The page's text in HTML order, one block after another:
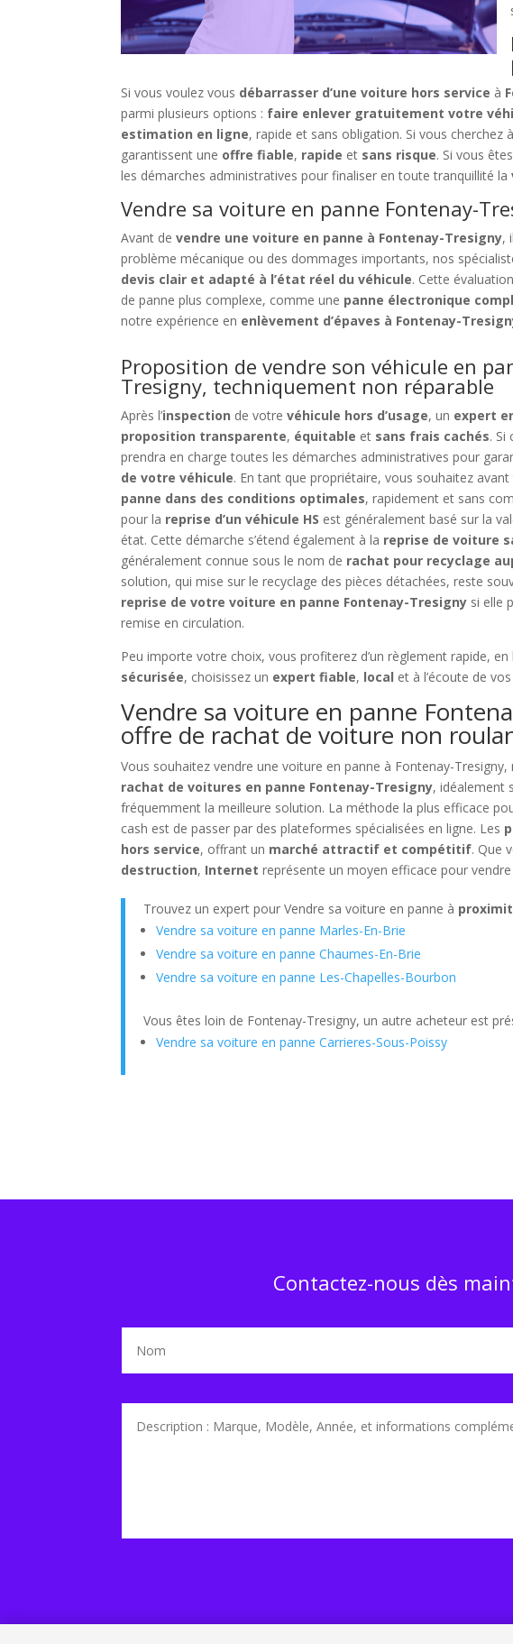
Si vous voulez vous débarrasser d’une voiture hors service à
parmi plusieurs options : faire enlever gratuitement votre
estimation en ligne, rapide et sans obligation. Si vous cherchez
garantissent une offre fiable, rapide et sans risque. Si vous
les démarches administratives pour finaliser en toute tranquillité la
Vendre sa voiture en panne Fontenay-
Avant devendre une voiture en panne à Fontenay-Tresigny,
problème mécanique ou des dommages importants, nos
devis clair et adapté à l’état réel du véhicule. Cette
de panne plus complexe, comme une panne électronique
notre expérience en enlèvement d’épaves à Fontenay-
Proposition de vendre son véhicule en
Tresigny, techniquement non réparable
Après l’inspection de votrevéhicule hors d’usage, un expert
proposition transparente, équitable et sans frais cachés. Si
prendra en charge toutes les démarches administratives pour
de votre véhicule. En tant que propriétaire, vous souhaitez
panne dans des conditions optimales, rapidement et sans
pour la reprise d’un véhicule HS est généralement basé sur la
état. Cette démarche s’étend également à la reprise de voiture
généralement connue sous le nom de rachat pour recyclage
solution, qui mise sur le recyclage des pièces détachées, reste
reprise de votre voiture en panne Fontenay-Tresigny si elle
remise en circulation.
Peu importe votre choix, vous profiterez d’un règlement rapide,
sécurisée, choisissez un expert fiable, local et à l’écoute de vos
Vendre sa voiture en panne
offre de rachat de voiture non
Vous souhaitez vendre une voiture en panne à Fontenay-
rachat de voitures en panne Fontenay-Tresigny, idéalement
fréquemment la meilleure solution. La méthode la plus efficace
cash est de passer par des plateformes spécialisées en ligne. Les
hors service, offrant un marché attractif et compétitif. Que
destruction, Internet représente un moyen efficace pour
Trouvez un expert pour Vendre sa voiture en panne à
Vendre sa voiture en panne Marles-En-Brie
Vendre sa voiture en panne Chaumes-En-Brie
Vendre sa voiture en panne Les-Chapelles-Bourbon
Vous êtes loin de Fontenay-Tresigny, un autre acheteur est
Vendre sa voiture en panne Carrieres-Sous-Poissy
Contactez-nous dès